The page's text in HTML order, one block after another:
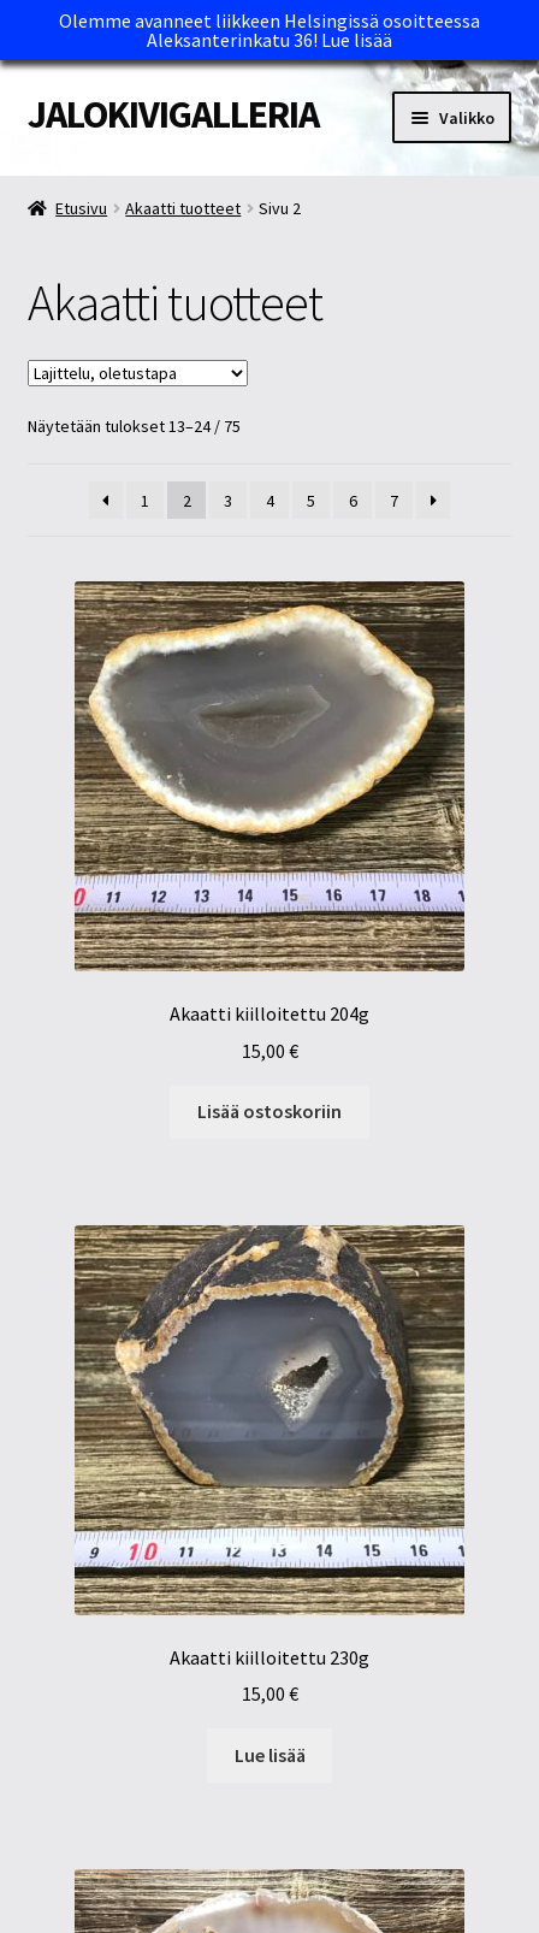
Olemme avanneet liikkeen Helsingissä osoitteessa
Aleksanterinkatu 36! Lue lisää
Siirry
navigointiin
Siirry
sisältöön
JALOKIVIGALLERIA Valikko
Maksutavat ja Tärkeää tietää
Myymälät
Oma tili
Ostoskori
Tuotteet
Yritysinfo
Etusivu Akaatti tuotteet Sivu 2
Akaatti tuotteet
Näytetään tulokset 13–24 / 75
1 2 3 4 5 6 7
Akaatti kiilloitettu 204g
15,00 €
Lisää ostoskoriin
Akaatti kiilloitettu 230g
15,00 €
Lue lisää